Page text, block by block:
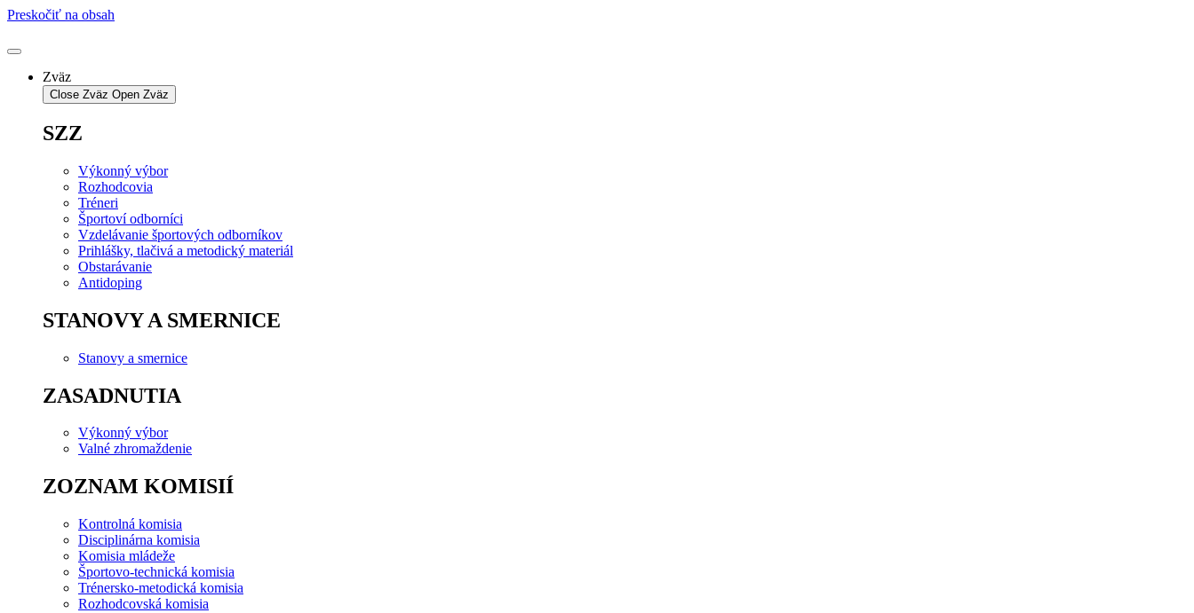
Preskočiť na obsah
Zväz
Close Zväz Open Zväz
SZZ
Výkonný výbor
Rozhodcovia
Tréneri
Športoví odborníci
Vzdelávanie športových odborníkov
Prihlášky, tlačivá a metodický materiál
Obstarávanie
Antidoping
STANOVY A SMERNICE
Stanovy a smernice
ZASADNUTIA
Výkonný výbor
Valné zhromaždenie
ZOZNAM KOMISIÍ
Kontrolná komisia
Disciplinárna komisia
Komisia mládeže
Športovo-technická komisia
Trénersko-metodická komisia
Rozhodcovská komisia